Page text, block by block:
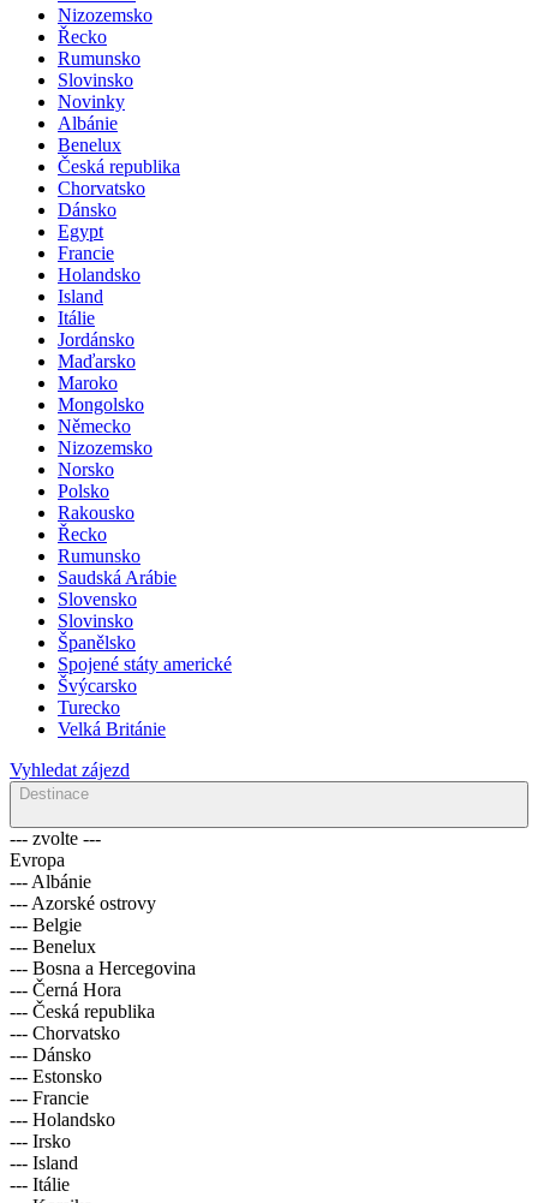
Nizozemsko
Řecko
Rumunsko
Slovinsko
Novinky
Albánie
Benelux
Česká republika
Chorvatsko
Dánsko
Egypt
Francie
Holandsko
Island
Itálie
Jordánsko
Maďarsko
Maroko
Mongolsko
Německo
Nizozemsko
Norsko
Polsko
Rakousko
Řecko
Rumunsko
Saudská Arábie
Slovensko
Slovinsko
Španělsko
Spojené státy americké
Švýcarsko
Turecko
Velká Británie
Vyhledat zájezd
Destinace
--- zvolte ---
Evropa
--- Albánie
--- Azorské ostrovy
--- Belgie
--- Benelux
--- Bosna a Hercegovina
--- Černá Hora
--- Česká republika
--- Chorvatsko
--- Dánsko
--- Estonsko
--- Francie
--- Holandsko
--- Irsko
--- Island
--- Itálie